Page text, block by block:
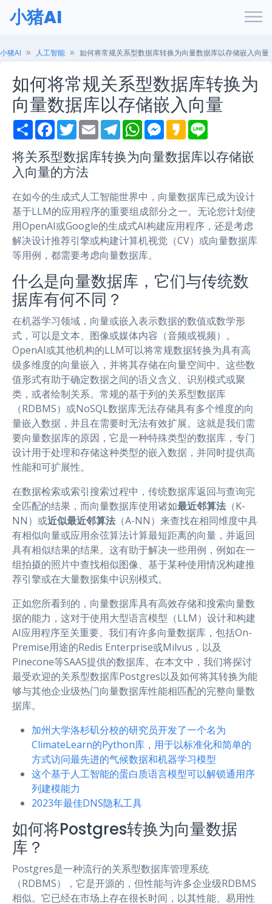
小猪AI
小猪AI 人工智能 如何将常规关系型数据库转换为向量数据库以存储嵌入向量
如何将常规关系型数据库转换为
向量数据库以存储嵌入向量
S
h
r
e
F
a
e
b
o
k
T
w
t
t
e
E
m
i
l
T
e
e
g
m
W
h
t
s
p
M
e
s
e
e
r
K
a
a
o
e
将关系型数据库转换为向量数据库以存储嵌
入向量的方法
在如今的生成式人工智能世界中，向量数据库已成为设计
基于LLM的应用程序的重要组成部分之一。无论您计划使
用OpenAI或Google的生成式AI构建应用程序，还是考虑
解决设计推荐引擎或构建计算机视觉（CV）或向量数据库
等用例，都需要考虑向量数据库。
什么是向量数据库，它们与传统数
据库有何不同？
在机器学习领域，向量或嵌入表示数据的数值或数学形
式，可以是文本、图像或媒体内容（音频或视频）。
OpenAI或其他机构的LLM可以将常规数据转换为具有高
级多维度的向量嵌入，并将其存储在向量空间中。这些数
值形式有助于确定数据之间的语义含义、识别模式或聚
类，或者绘制关系。常规的基于列的关系型数据库
（RDBMS）或NoSQL数据库无法存储具有多个维度的向
量嵌入数据，并且在需要时无法有效扩展。这就是我们需
要向量数据库的原因，它是一种特殊类型的数据库，专门
设计用于处理和存储这种类型的嵌入数据，并同时提供高
性能和可扩展性。
在数据检索或索引搜索过程中，传统数据库返回与查询完
全匹配的结果，而向量数据库使用诸如最近邻算法 （K-
NN）或近似最近邻算法 （A-NN）来查找在相同维度中具
有相似向量或应用余弦算法计算最短距离的向量，并返回
具有相似结果的结果。这有助于解决一些用例，例如在一
组拍摄的照片中查找相似图像、基于某种使用情况构建推
荐引擎或在大量数据集中识别模式。
正如您所看到的，向量数据库具有高效存储和搜索向量数
据的能力，这对于使用大型语言模型（LLM）设计和构建
AI应用程序至关重要。我们有许多向量数据库，包括On-
Premise用途的Redis Enterprise或Milvus，以及
Pinecone等SAAS提供的数据库。在本文中，我们将探讨
最受欢迎的关系型数据库Postgres以及如何将其转换为能
够与其他企业级热门向量数据库性能相匹配的完整向量数
据库。
加州大学洛杉矶分校的研究员开发了一个名为
ClimateLearn的Python库，用于以标准化和简单的
方式访问最先进的气候数据和机器学习模型
这个基于人工智能的蛋白质语言模型可以解锁通用序
列建模能力
2023年最佳DNS隐私工具
如何将Postgres转换为向量数据
库？
Postgres是一种流行的关系型数据库管理系统
（RDBMS），它是开源的，但性能与许多企业级RDBMS
相似。它已经在市场上存在很长时间，以其性能、易用性